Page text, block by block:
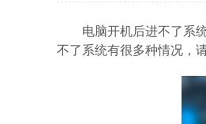
电脑开机后进不了系
不了系统有很多种情况，